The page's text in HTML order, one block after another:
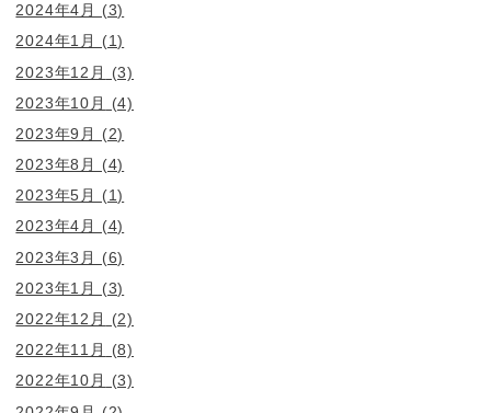
2024年4月
(3)
2024年1月
(1)
2023年12月
(3)
2023年10月
(4)
2023年9月
(2)
2023年8月
(4)
2023年5月
(1)
2023年4月
(4)
2023年3月
(6)
2023年1月
(3)
2022年12月
(2)
2022年11月
(8)
2022年10月
(3)